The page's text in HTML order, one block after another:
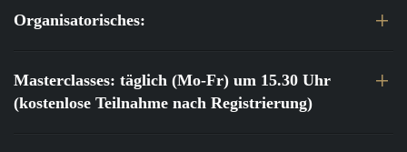
Organisatorisches:
Masterclasses: täglich (Mo-Fr) um 15.30 Uhr
(kostenlose Teilnahme nach Registrierung)